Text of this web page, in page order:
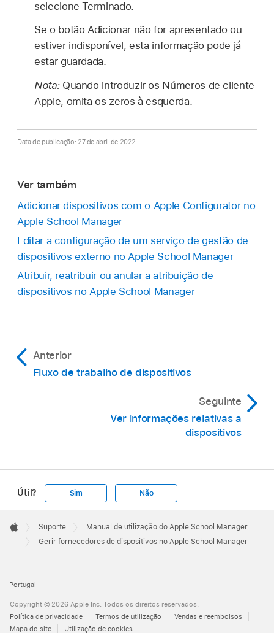
selecione Terminado.
Se o botão Adicionar não for apresentado ou
estiver indisponível, esta informação pode já
estar guardada.
Nota: Quando introduzir os Números de cliente
Apple, omita os zeros à esquerda.
Data de publicação: 27 de abril de 2022
Ver também
Adicionar dispositivos com o Apple Configurator no
Apple School Manager
Editar a configuração de um serviço de gestão de
dispositivos externo no Apple School Manager
Atribuir, reatribuir ou anular a atribuição de
dispositivos no Apple School Manager
Anterior
Fluxo de trabalho de dispositivos
Seguinte
Ver informações relativas a
dispositivos
Útil? Sim Não
Footer

Apple
Suporte
Manual de utilização do Apple School Manager
Gerir fornecedores de dispositivos no Apple School Manager
Portugal
Copyright © 2026 Apple Inc. Todos os direitos reservados.
Política de privacidade
Termos de utilização
Vendas e reembolsos
Mapa do site
Utilização de cookies